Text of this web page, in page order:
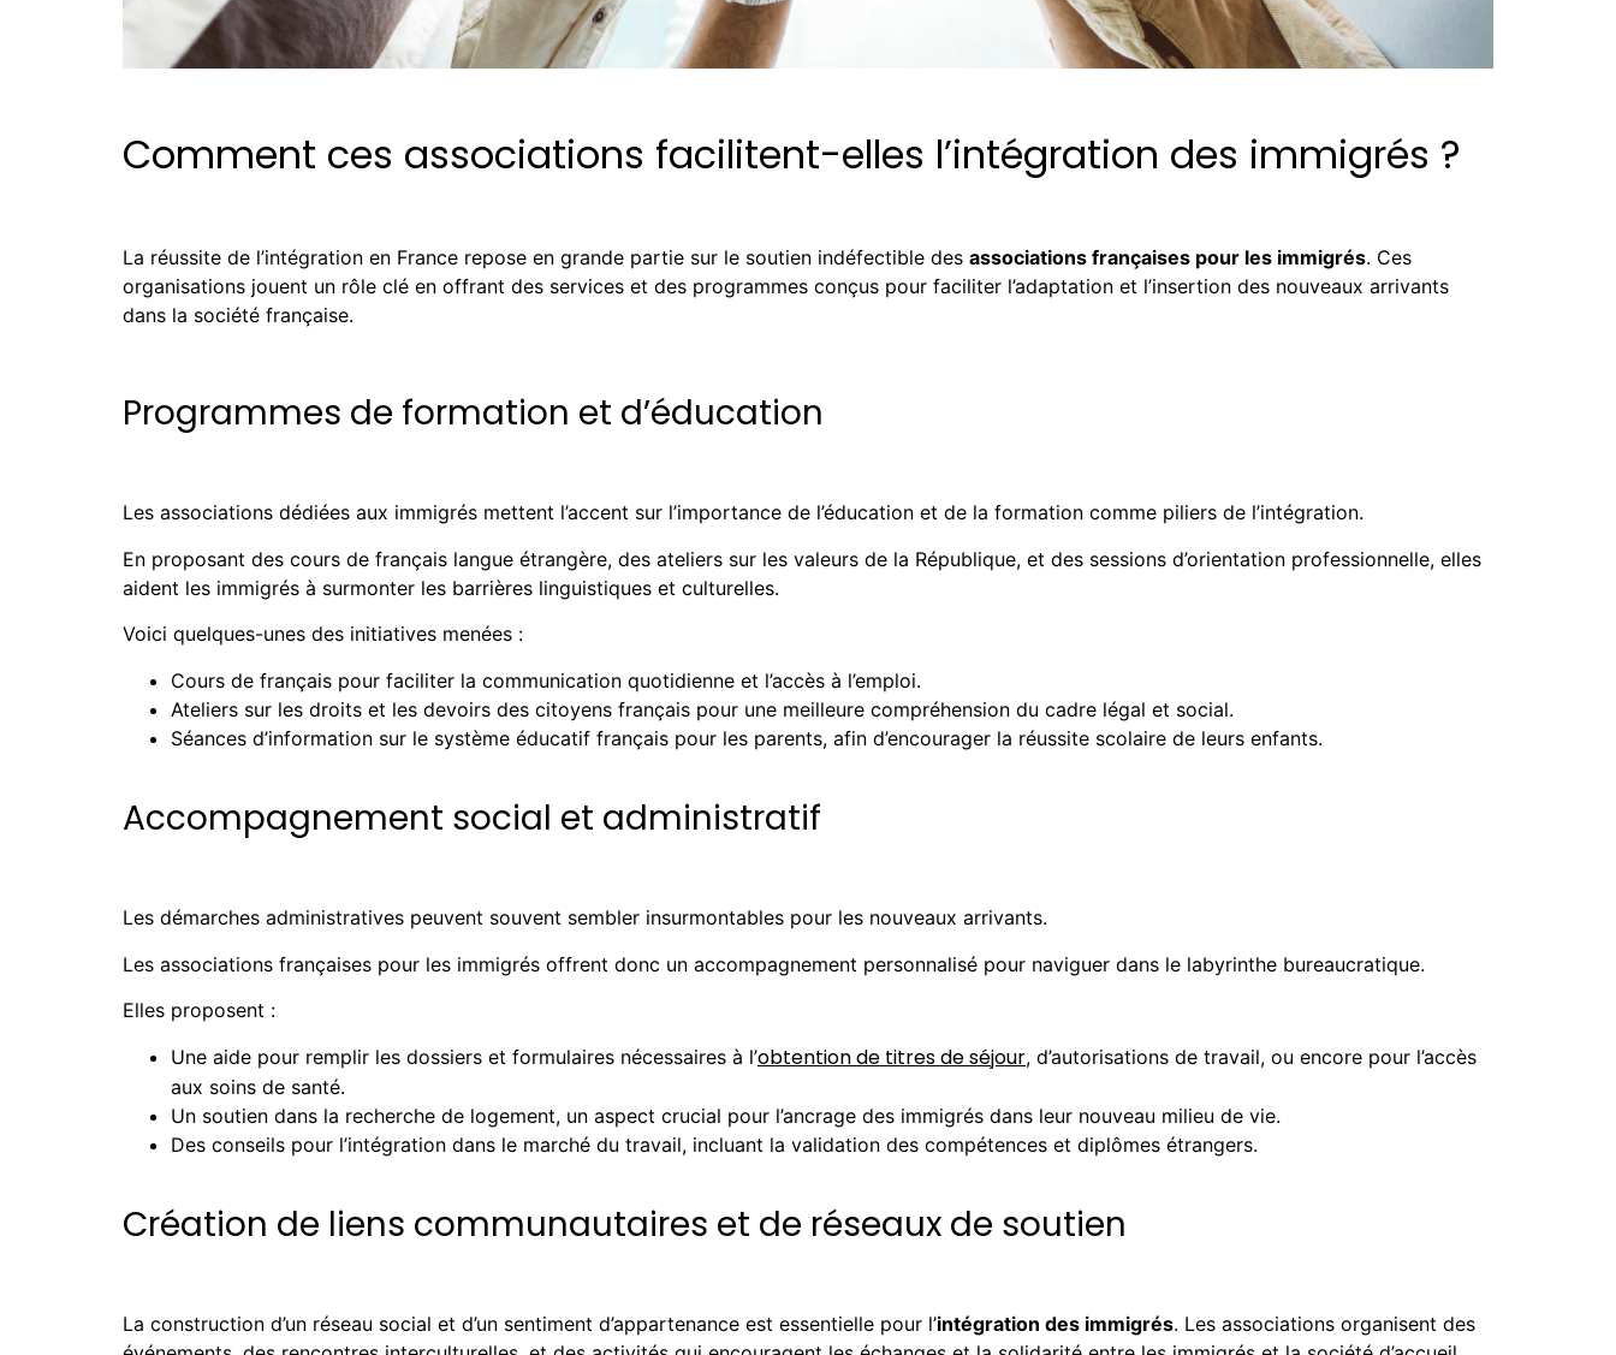
Comment ces associations facilitent-elles l’intégration des immigrés ?
La réussite de l’intégration en France repose en grande partie sur le soutien indéfectible des associations françaises pour les immigrés. Ces
organisations jouent un rôle clé en offrant des services et des programmes conçus pour faciliter l’adaptation et l’insertion des nouveaux arrivants
dans la société française.
Programmes de formation et d’éducation
Les associations dédiées aux immigrés mettent l’accent sur l’importance de l’éducation et de la formation comme piliers de l’intégration.
En proposant des cours de français langue étrangère, des ateliers sur les valeurs de la République, et des sessions d’orientation professionnelle, elles
aident les immigrés à surmonter les barrières linguistiques et culturelles.
Voici quelques-unes des initiatives menées :
Cours de français pour faciliter la communication quotidienne et l’accès à l’emploi.
Ateliers sur les droits et les devoirs des citoyens français pour une meilleure compréhension du cadre légal et social.
Séances d’information sur le système éducatif français pour les parents, afin d’encourager la réussite scolaire de leurs enfants.
Accompagnement social et administratif
Les démarches administratives peuvent souvent sembler insurmontables pour les nouveaux arrivants.
Les associations françaises pour les immigrés offrent donc un accompagnement personnalisé pour naviguer dans le labyrinthe bureaucratique.
Elles proposent :
Une aide pour remplir les dossiers et formulaires nécessaires à l’obtention de titres de séjour, d’autorisations de travail, ou encore pour l’accès
aux soins de santé.
Un soutien dans la recherche de logement, un aspect crucial pour l’ancrage des immigrés dans leur nouveau milieu de vie.
Des conseils pour l’intégration dans le marché du travail, incluant la validation des compétences et diplômes étrangers.
Création de liens communautaires et de réseaux de soutien
La construction d’un réseau social et d’un sentiment d’appartenance est essentielle pour l’intégration des immigrés. Les associations organisent des